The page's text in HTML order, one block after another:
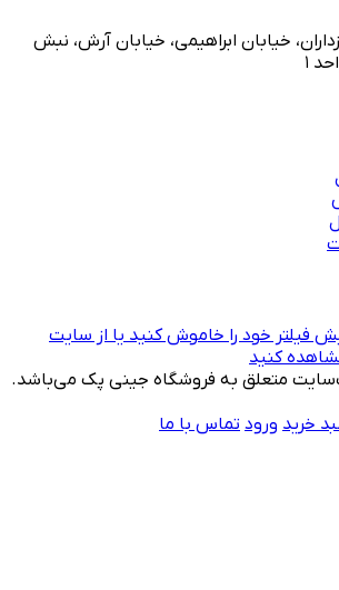
خیابان ابراهیمی، خیابان آرش، نبش
به فروشگاه جینی پک می‌باشد.
ورود تماس با ما